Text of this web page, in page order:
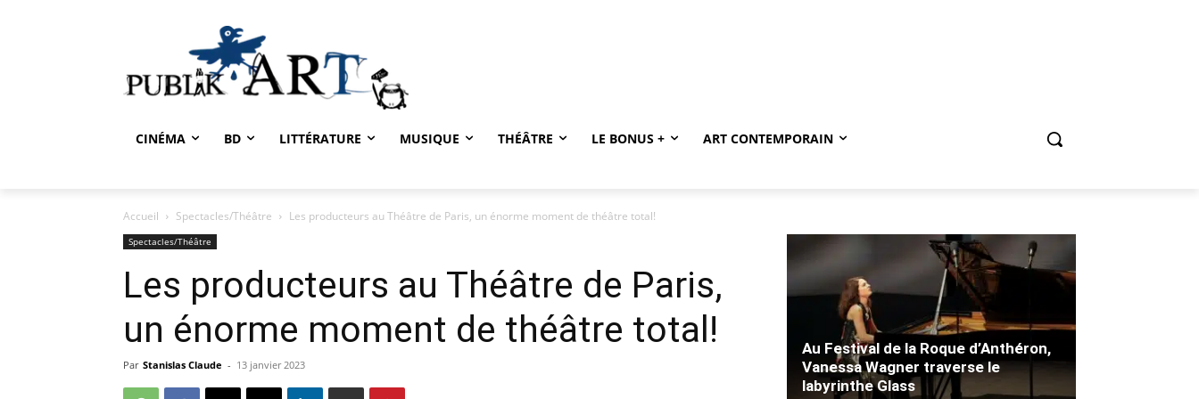
CINÉMA BD LITTÉRATURE MUSIQUE THÉÂTRE LE BONUS + ART CONTEMPORAIN
Accueil Spectacles/Théâtre Les producteurs au Théâtre de Paris, un énorme moment de théâtre total!
Spectacles/Théâtre
Les producteurs au Théâtre de Paris,
un énorme moment de théâtre total!
Par Stanislas Claude - 13 janvier 2023
Au Festival de la Roque d’Anthéron,
Vanessa Wagner traverse le
labyrinthe Glass